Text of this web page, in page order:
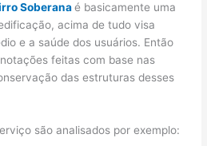
Soberanaé basicamente uma
acima de tudo visa
e a saúde dos usuários. Então
feitas com base nas
das estruturas desses
são analisados por exemplo: